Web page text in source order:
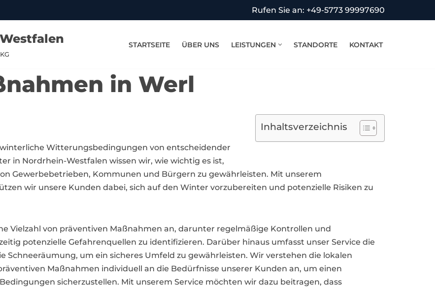
Rufen Sie an: +49-5773 99997690
STARTSEITE ÜBER UNS LEISTUNGEN STANDORTE KONTAKT
in Werl
Inhaltsverzeichnis
Witterungsbedingungen von entscheidender
in Nordrhein-Westfalen wissen wir, wie wichtig es ist,
Gewerbebetrieben, Kommunen und Bürgern zu gewährleisten. Mit unserem
wir unsere Kunden dabei, sich auf den Winter vorzubereiten und potenzielle Risiken zu
Vielzahl von präventiven Maßnahmen an, darunter regelmäßige Kontrollen und
potenzielle Gefahrenquellen zu identifizieren. Darüber hinaus umfasst unser Service die
Schneeräumung, um ein sicheres Umfeld zu gewährleisten. Wir verstehen die lokalen
Maßnahmen individuell an die Bedürfnisse unserer Kunden an, um einen
sicherzustellen. Mit unserem Service möchten wir dazu beitragen, dass